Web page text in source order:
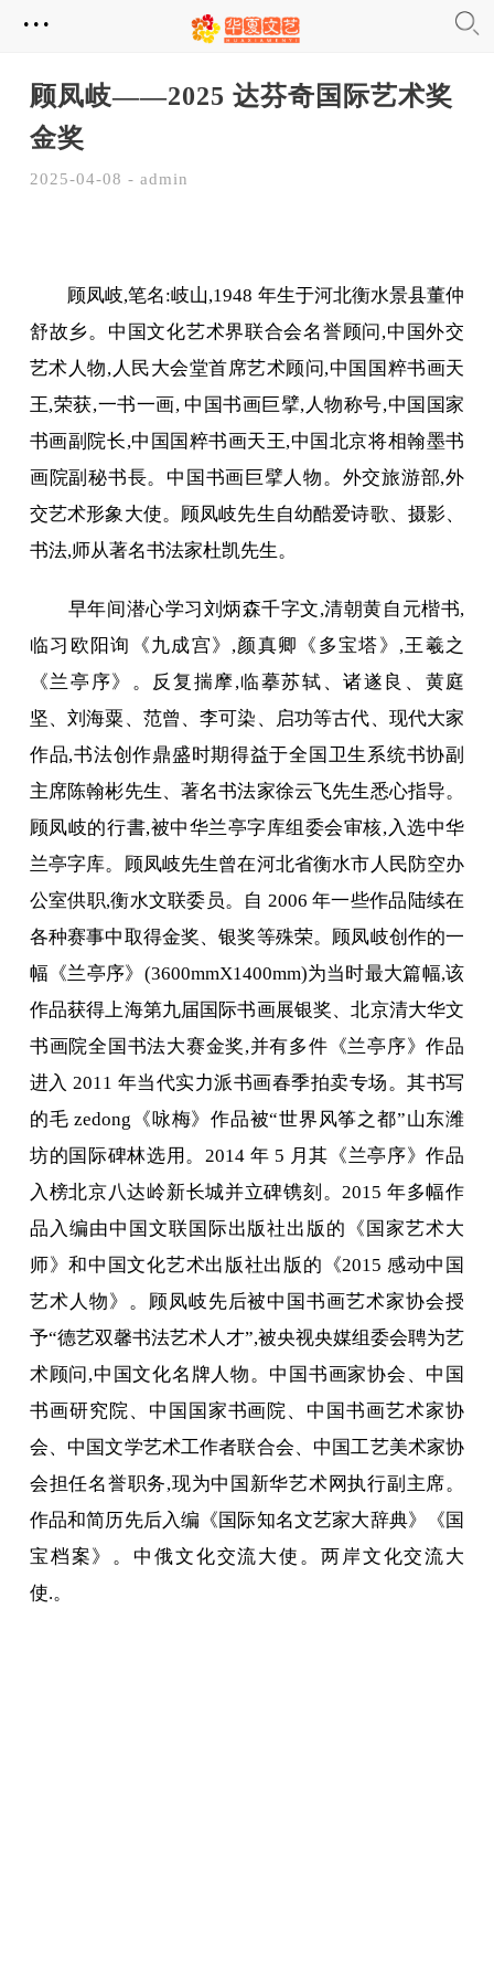
...
​顾凤岐——2025 达芬奇国际艺术奖
金奖
2025-04-08 - admin
顾凤岐,笔名:岐山,1948 年生于河北衡水景县董仲
舒故乡。中国文化艺术界联合会名誉顾问,中国外交
艺术人物,人民大会堂首席艺术顾问,中国国粹书画天
王,荣获,一书一画, 中国书画巨擘,人物称号,中国国家
书画副院长,中国国粹书画天王,中国北京将相翰墨书
画院副秘书長。中国书画巨擘人物。外交旅游部,外
交艺术形象大使。顾凤岐先生自幼酷爱诗歌、摄影、
书法,师从著名书法家杜凯先生。
早年间潜心学习刘炳森千字文,清朝黄自元楷书,
临习欧阳询《九成宫》,颜真卿《多宝塔》,王羲之
《兰亭序》。反复揣摩,临摹苏轼、诸遂良、黄庭
坚、刘海粟、范曾、李可染、启功等古代、现代大家
作品,书法创作鼎盛时期得益于全国卫生系统书协副
主席陈翰彬先生、著名书法家徐云飞先生悉心指导。
顾凤岐的行書,被中华兰亭字库组委会审核,入选中华
兰亭字库。顾凤岐先生曾在河北省衡水市人民防空办
公室供职,衡水文联委员。自 2006 年一些作品陆续在
各种赛事中取得金奖、银奖等殊荣。顾凤岐创作的一
幅《兰亭序》(3600mmX1400mm)为当时最大篇幅,该
作品获得上海第九届国际书画展银奖、北京清大华文
书画院全国书法大赛金奖,并有多件《兰亭序》作品
进入 2011 年当代实力派书画春季拍卖专场。其书写
的毛 zedong《咏梅》作品被“世界风筝之都”山东潍
坊的国际碑林选用。2014 年 5 月其《兰亭序》作品
入榜北京八达岭新长城并立碑镌刻。2015 年多幅作
品入编由中国文联国际出版社出版的《国家艺术大
师》和中国文化艺术出版社出版的《2015 感动中国
艺术人物》。顾凤岐先后被中国书画艺术家协会授
予“德艺双馨书法艺术人才”,被央视央媒组委会聘为艺
术顾问,中国文化名牌人物。中国书画家协会、中国
书画研究院、中国国家书画院、中国书画艺术家协
会、中国文学艺术工作者联合会、中国工艺美术家协
会担任名誉职务,现为中国新华艺术网执行副主席。
作品和简历先后入编《国际知名文艺家大辞典》《国
宝档案》。中俄文化交流大使。两岸文化交流大
使.。